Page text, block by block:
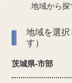
地域から探
地域を選
す）
茨城県-市部